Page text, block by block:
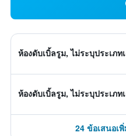
ห้องดับเบิ้ลรูม, ไม่ระบุประเภท
ห้องดับเบิ้ลรูม, ไม่ระบุประเภท
24 ข้อเสนอเ